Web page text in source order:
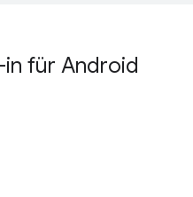
für Android